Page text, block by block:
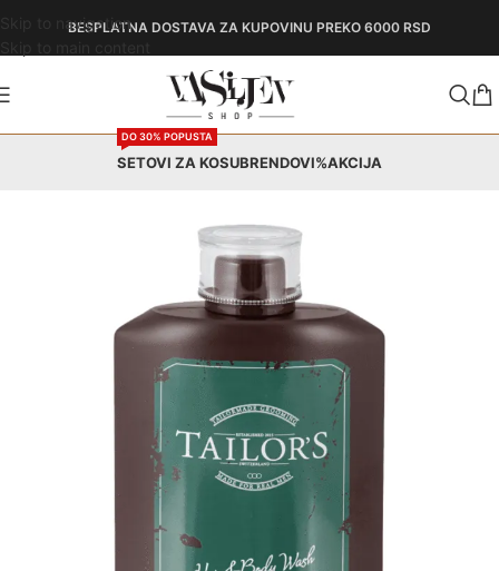
Skip to navigationBESPLATNA DOSTAVA ZA KUPOVINU PREKO 6000 RSD
SETOVI ZA KOSU
DO 30% POPUSTA
BRENDOVI%AKCIJA